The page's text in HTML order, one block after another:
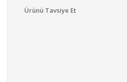
Ürünü Tavsiye Et